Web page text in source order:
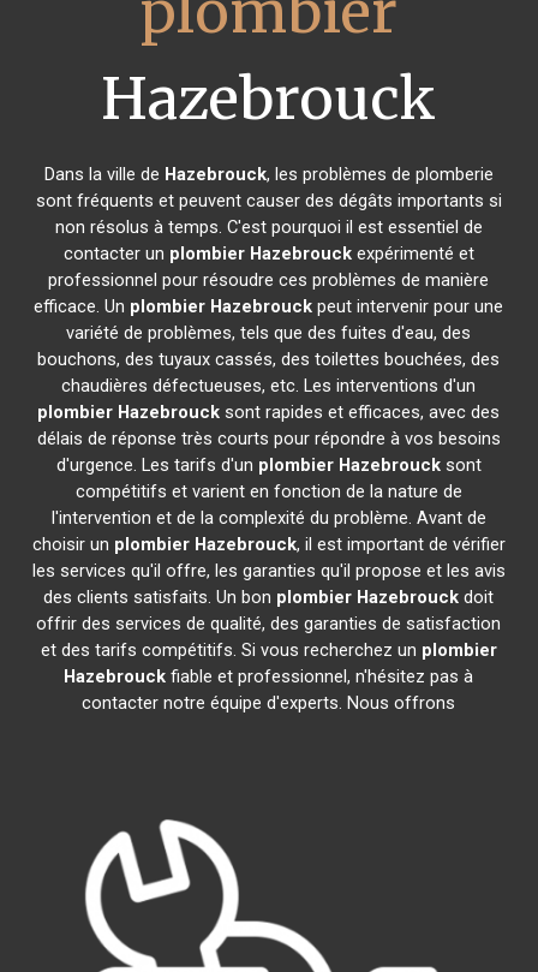
Hazebrouck
Dans la ville de Hazebrouck, les problèmes de plomberie
sont fréquents et peuvent causer des dégâts importants si
non résolus à temps. C'est pourquoi il est essentiel de
contacter un plombier Hazebrouckexpérimenté et
professionnel pour résoudre ces problèmes de manière
efficace. Un plombier Hazebrouck peut intervenir pour une
variété de problèmes, tels que des fuites d'eau, des
bouchons, des tuyaux cassés, des toilettes bouchées, des
chaudières défectueuses, etc. Les interventions d'un
plombier Hazebrouck sont rapides et efficaces, avec des
délais de réponse très courts pour répondre à vos besoins
d'urgence. Les tarifs d'un plombier Hazebroucksont
compétitifs et varient en fonction de la nature de
l'intervention et de la complexité du problème. Avant de
choisir un plombier Hazebrouck, il est important de vérifier
les services qu'il offre, les garanties qu'il propose et les avis
des clients satisfaits. Un bon plombier Hazebrouck doit
offrir des services de qualité, des garanties de satisfaction
et des tarifs compétitifs. Si vous recherchez un plombier
Hazebrouck fiable et professionnel, n'hésitez pas à
contacter notre équipe d'experts. Nous offrons